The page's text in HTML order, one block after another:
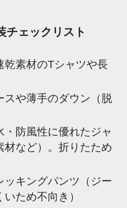
チェックリスト
乾素材のTシャツや長
スや薄手のダウン（脱
・防風性に優れたジャ
など）。折りたため
ッキングパンツ（ジー
ため不向き）